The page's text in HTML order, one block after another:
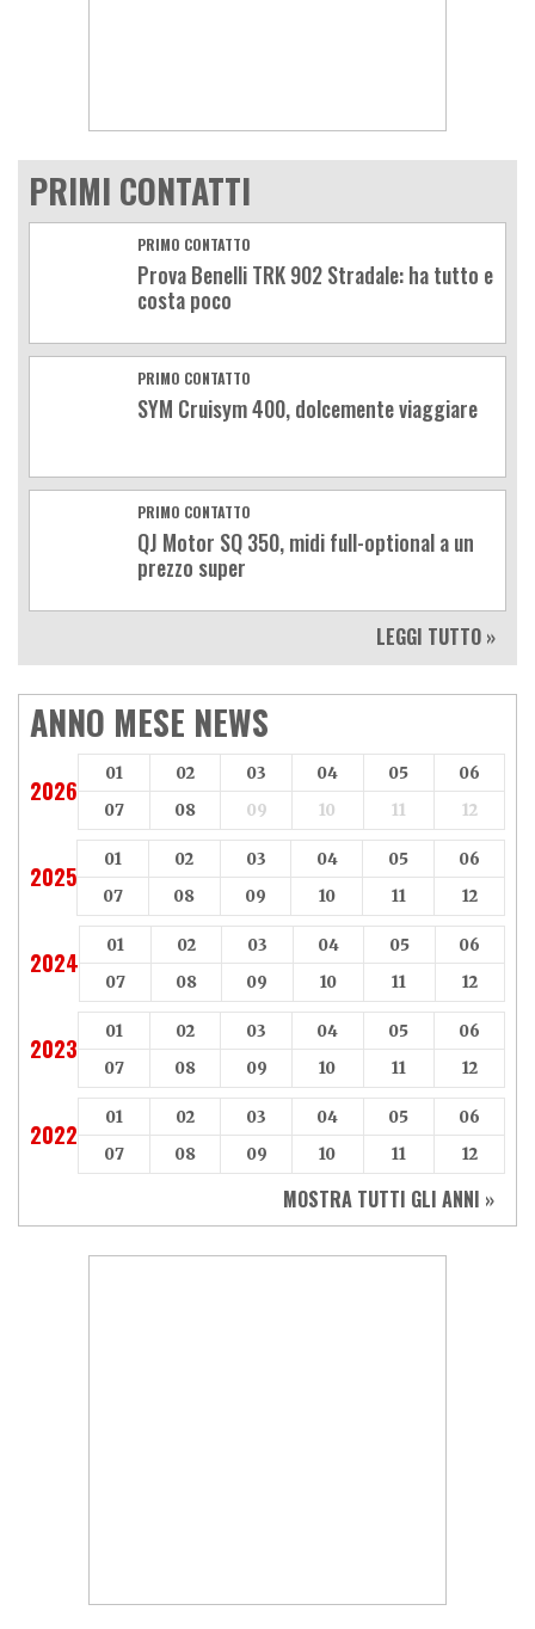
PRIMI CONTATTI
PRIMO CONTATTO
Prova Benelli TRK 902 Stradale: ha tutto e
costa poco
PRIMO CONTATTO
SYM Cruisym 400, dolcemente viaggiare
PRIMO CONTATTO
QJ Motor SQ 350, midi full-optional a un
prezzo super
LEGGI TUTTO »
ANNO MESE NEWS
2026
01 02 03 04 05
06
07
08 09 10 11 12
2025
01 02 03 04 05
06
07
08 09 10 11 12
2024
01 02 03 04 05
06
07
08 09 10 11 12
2023
01 02 03 04 05
06
07
08 09 10 11 12
2022
01 02 03 04 05
06
07
08 09 10 11 12
MOSTRA TUTTI GLI ANNI »